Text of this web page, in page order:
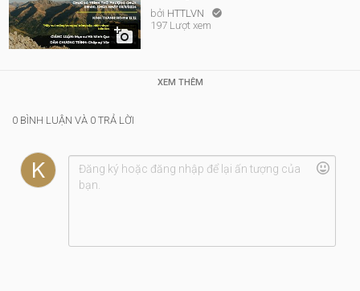

bởi HTTLVN 
197 Lượt xem
XEM THÊM
0 BÌNH LUẬN VÀ 0 TRẢ LỜI